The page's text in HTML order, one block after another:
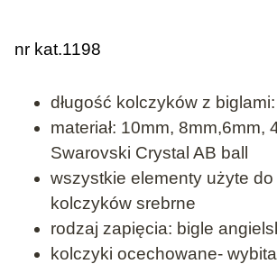
nr kat.1198
długość kolczyków z
materiał: 10mm, 8mm,6mm,
Swarovski Crystal AB ball
wszystkie elementy użyte do
kolczyków srebrne
rodzaj zapięcia: bigle
kolczyki ocechowane-